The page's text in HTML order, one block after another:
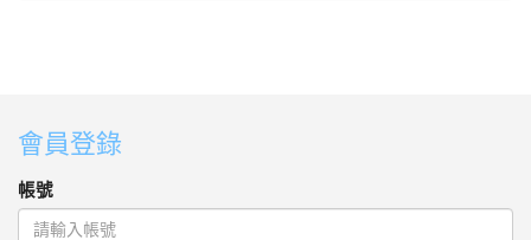
會員登錄
帳號